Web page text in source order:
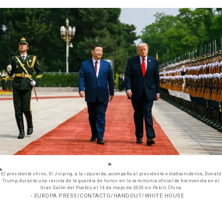
El presidente chino, Xi Jinping, a la izquierda, acompaña al presidente estadounidense, Donald
Trump, durante una revista de la guardia de honor en la ceremonia oficial de bienvenida en el
Gran Salón del Pueblo, el 14 de mayo de 2026 en Pekín, China
- EUROPA PRESS/CONTACTO/HANDOUT/WHITE HOUSE